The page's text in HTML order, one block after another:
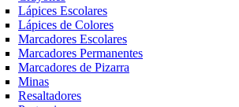
Lápices Escolares
Lápices de Colores
Marcadores Escolares
Marcadores Permanentes
Marcadores de Pizarra
Minas
Resaltadores